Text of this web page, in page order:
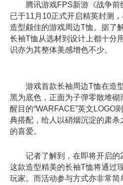
腾讯游戏FPS新游《战争前
已于11月10正式开启精英封测
造型颇佳的游戏周边T恤。据了
长袖T恤从选材到设计上都十分
识亦为其整体美感增色不少。
游戏首款长袖周边T恤在造
黑为底色，正面为子弹零散堆
醒目的“WARFACE”英文LOGO
典搭配，给人以硝烟沉淀的肃
的喜爱。
记者了解到，在即将开启的
这款造型精美的长袖T恤将通过
玩家。而活动参与方式亦非常